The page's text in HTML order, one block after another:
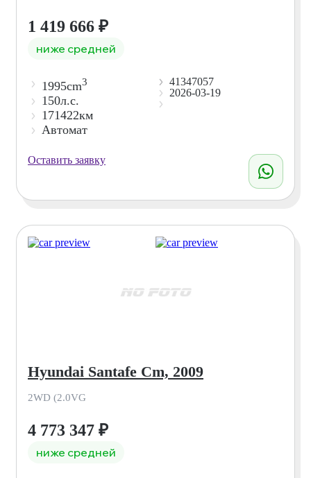
1 419 666 ₽
ниже средней
1995cm3
150л.с.
171422км
Автомат
41347057
2026-03-19
Оставить заявку
Hyundai Santafe Cm, 2009
2WD (2.0VG
4 773 347 ₽
ниже средней